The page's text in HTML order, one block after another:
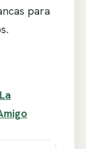
para
La